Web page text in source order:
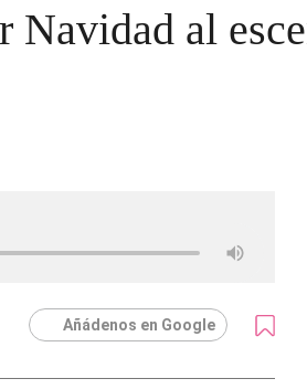
al
Añádenos en Google